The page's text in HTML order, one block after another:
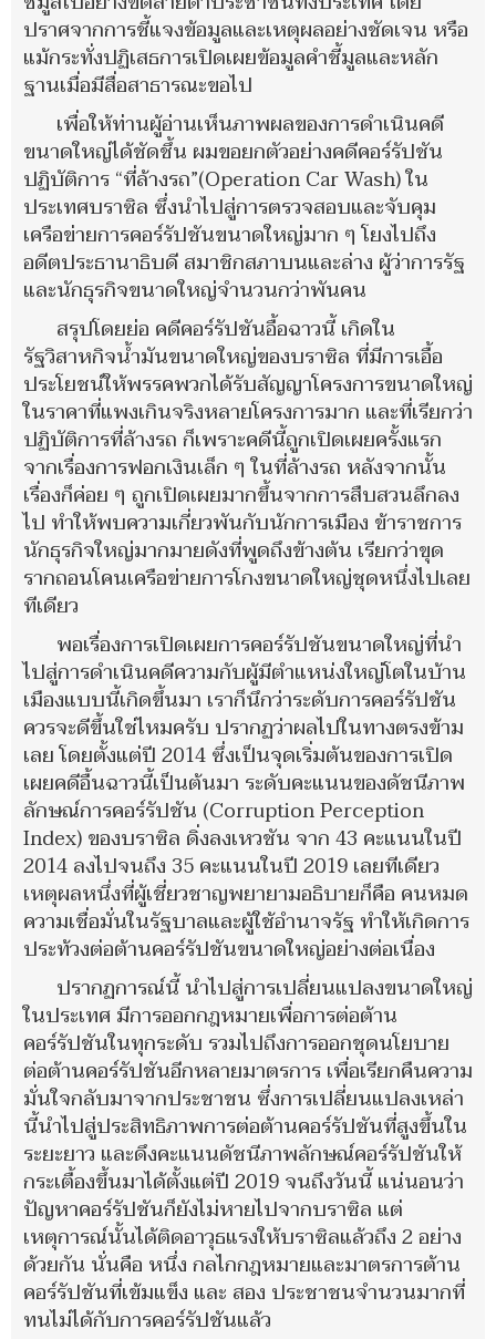
ปราศจากการชี้แจงข้อมูลและเหตุผลอย่างชัดเจน หรือ
แม้กระทั่งปฏิเสธการเปิดเผยข้อมูลคำชี้มูลและหลัก
ฐานเมื่อมีสื่อสาธารณะขอไป
เพื่อให้ท่านผู้อ่านเห็นภาพผลของการดำเนินคดี
ขนาดใหญ่ได้ชัดชึ้น ผมขอยกตัวอย่างคดีคอร์รัปชัน
ปฏิบัติการ “ที่ล้างรถ”(Operation Car Wash) ใน
ประเทศบราซิล ซึ่งนำไปสู่การตรวจสอบและจับคุม
เครือข่ายการคอร์รัปชันขนาดใหญ่มาก ๆ โยงไปถึง
อดีตประธานาธิบดี สมาชิกสภาบนและล่าง ผู้ว่าการรัฐ
และนักธุรกิจขนาดใหญ่จำนวนกว่าพันคน
สรุปโดยย่อ คดีคอร์รัปชันอื้อฉาวนี้ เกิดใน
รัฐวิสาหกิจน้ำมันขนาดใหญ่ของบราซิล ที่มีการเอื้อ
ประโยชน์ให้พรรคพวกได้รับสัญญาโครงการขนาดใหญ่
ในราคาที่แพงเกินจริงหลายโครงการมาก และที่เรียกว่า
ปฏิบัติการที่ล้างรถ ก็เพราะคดีนี้ถูกเปิดเผยครั้งแรก
จากเรื่องการฟอกเงินเล็ก ๆ ในที่ล้างรถ หลังจากนั้น
เรื่องก็ค่อย ๆ ถูกเปิดเผยมากขึ้นจากการสืบสวนลึกลง
ไป ทำให้พบความเกี่ยวพันกับนักการเมือง ข้าราชการ
นักธุรกิจใหญ่มากมายดังที่พูดถึงข้างต้น เรียกว่าขุด
รากถอนโคนเครือข่ายการโกงขนาดใหญ่ชุดหนึ่งไปเลย
ทีเดียว
พอเรื่องการเปิดเผยการคอร์รัปชันขนาดใหญ่ที่นำ
ไปสู่การดำเนินคดีความกับผู้มีตำแหน่งใหญ่โตในบ้าน
เมืองแบบนี้เกิดขึ้นมา เราก็นึกว่าระดับการคอร์รัปชัน
ควรจะดีขึ้นใช่ไหมครับ ปรากฏว่าผลไปในทางตรงข้าม
เลย โดยตั้งแต่ปี 2014 ซึ่งเป็นจุดเริ่มต้นของการเปิด
เผยคดีอื้นฉาวนี้เป็นต้นมา ระดับคะแนนของดัชนีภาพ
ลักษณ์การคอร์รัปชัน (Corruption Perception
Index) ของบราซิล ดิ่งลงเหวชัน จาก 43 คะแนนในปี
2014 ลงไปจนถึง 35 คะแนนในปี 2019 เลยทีเดียว
เหตุผลหนึ่งที่ผู้เชี่ยวชาญพยายามอธิบายก็คือ คนหมด
ความเชื่อมั่นในรัฐบาลและผู้ใช้อำนาจรัฐ ทำให้เกิดการ
ประท้วงต่อต้านคอร์รัปชันขนาดใหญ่อย่างต่อเนื่อง
ปรากฏการณ์นี้ นำไปสู่การเปลี่ยนแปลงขนาดใหญ่
ในประเทศ มีการออกกฎหมายเพื่อการต่อต้าน
คอร์รัปชันในทุกระดับ รวมไปถึงการออกชุดนโยบาย
ต่อต้านคอร์รัปชันอีกหลายมาตรการ เพื่อเรียกคืนความ
มั่นใจกลับมาจากประชาชน ซึ่งการเปลี่ยนแปลงเหล่า
นี้นำไปสู่ประสิทธิภาพการต่อต้านคอร์รัปชันที่สูงขึ้นใน
ระยะยาว และดึงคะแนนดัชนีภาพลักษณ์คอร์รัปชันให้
กระเตื้องขึ้นมาได้ตั้งแต่ปี 2019 จนถึงวันนี้ แน่นอนว่า
ปัญหาคอร์รัปชันก็ยังไม่หายไปจากบราซิล แต่
เหตุการณ์นั้นได้ติดอาวุธแรงให้บราซิลแล้วถึง 2 อย่าง
ด้วยกัน นั่นคือ หนึ่ง กลไกกฎหมายและมาตรการต้าน
คอร์รัปชันที่เข้มแข็ง และ สอง ประชาชนจำนวนมากที่
ทนไม่ได้กับการคอร์รัปชันแล้ว